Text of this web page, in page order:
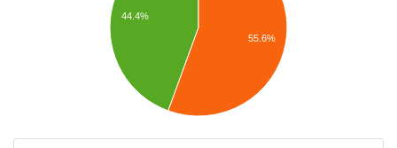
44.4%
55.6%